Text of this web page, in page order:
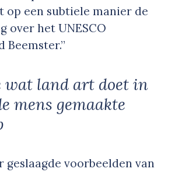
op een subtiele manier de
over het UNESCO
Beemster.”
wat land art doet in
mens gemaakte
geslaagde voorbeelden van